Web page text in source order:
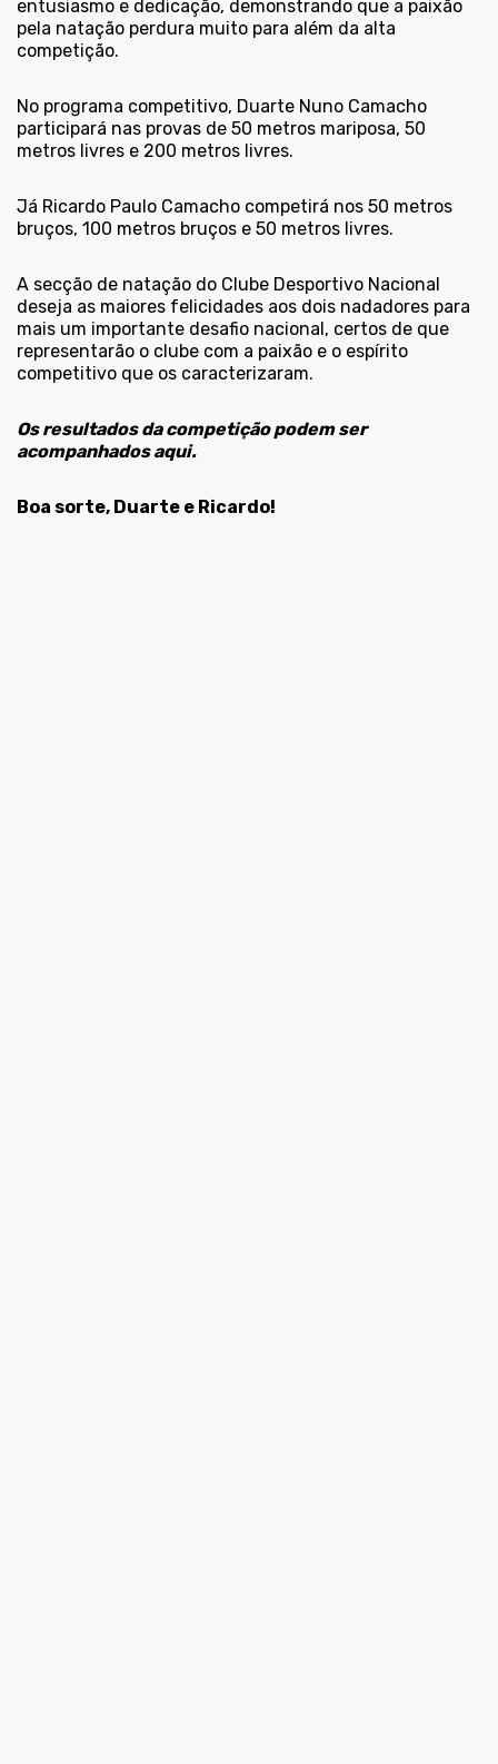
entusiasmo e dedicação, demonstrando que a paixão
pela natação perdura muito para além da alta
competição.
No programa competitivo, Duarte Nuno Camacho
participará nas provas de 50 metros mariposa, 50
metros livres e 200 metros livres.
Já Ricardo Paulo Camacho competirá nos 50 metros
bruços, 100 metros bruços e 50 metros livres.
A secção de natação do Clube Desportivo Nacional
deseja as maiores felicidades aos dois nadadores para
mais um importante desafio nacional, certos de que
representarão o clube com a paixão e o espírito
competitivo que os caracterizaram.
Os resultados da competição podem ser
acompanhados aqui.
Boa sorte, Duarte e Ricardo!